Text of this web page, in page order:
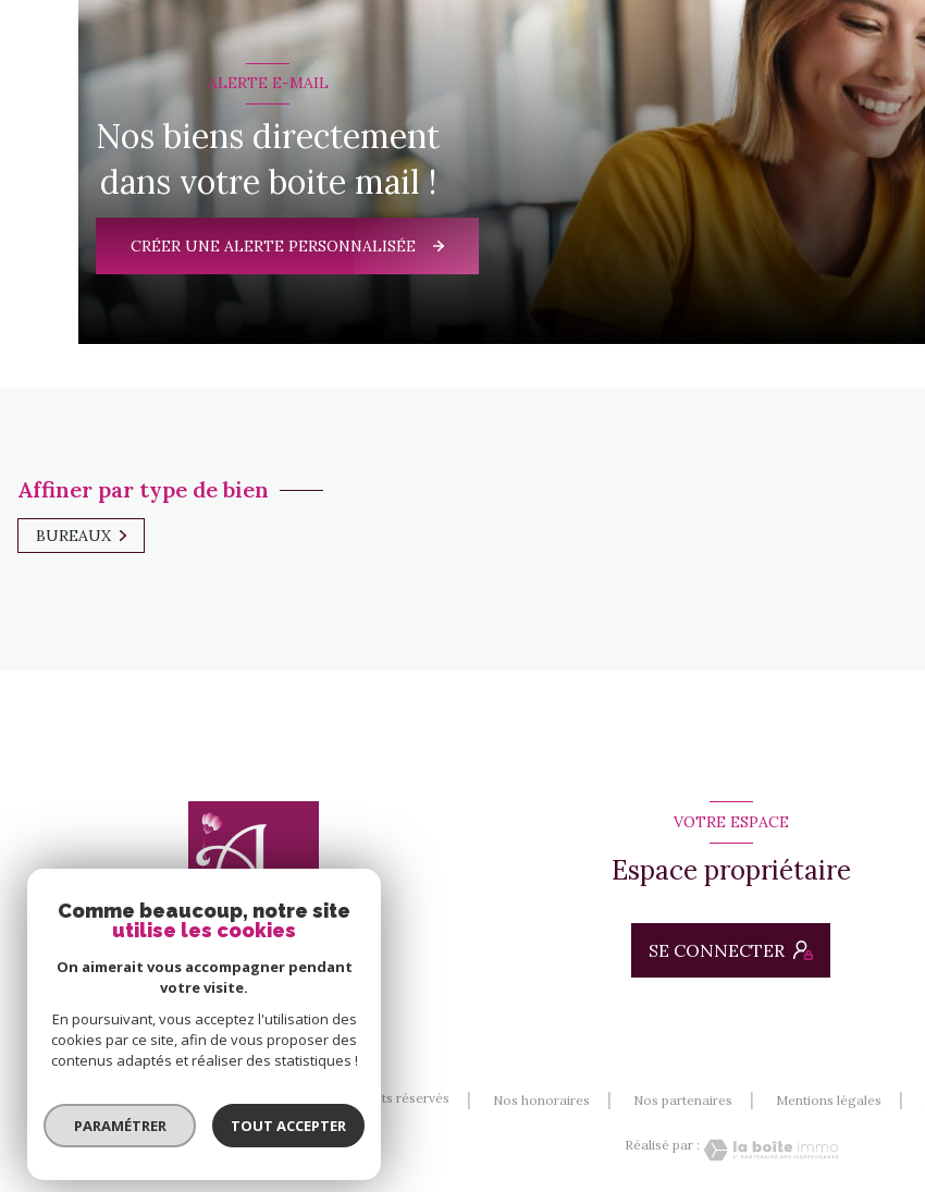
ALERTE E-MAIL
Nos biens directement
dans votre boite mail !
CRÉER UNE ALERTE PERSONNALISÉE
Affiner par type de bien
BUREAUX
VOTRE ESPACE
Espace propriétaire
SE CONNECTER
© 2026 | Tous droits réservés Nos honoraires Nos partenaires Mentions légales
Réalisé par :
Comme beaucoup, notre site
utilise les cookies
On aimerait vous accompagner pendant
votre visite.
En poursuivant, vous acceptez l'utilisation des
cookies par ce site, afin de vous proposer des
contenus adaptés et réaliser des statistiques !
PARAMÉTRER TOUT ACCEPTER